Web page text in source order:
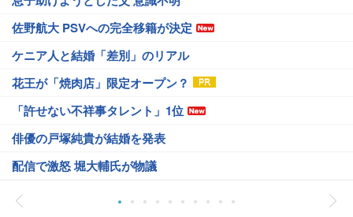
佐野航大 PSVへの完全移籍が決定
ケニア人と結婚「差別」のリアル
花王が「焼肉店」限定オープン？
「許せない不祥事タレント」1位
俳優の戸塚純貴が結婚を発表
配信で激怒 堀大輔氏が物議